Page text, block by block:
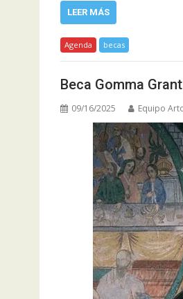
LEER MÁS
Agenda becas
Beca Gomma
09/16/2025 Equipo